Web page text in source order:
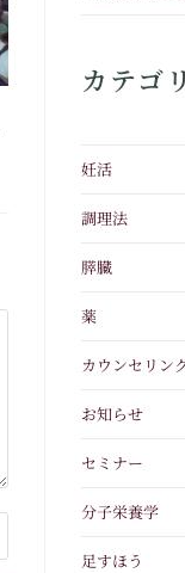
カテゴ
妊活
調理法
膵臓
薬
カウンセリン
お知らせ
セミナー
分子栄養学
足すほう